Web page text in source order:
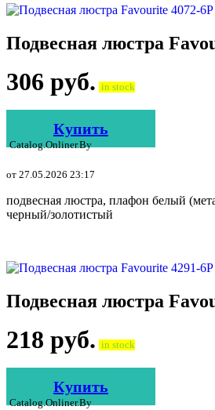
Подвесная люстра
306 руб. in stock
Купить
Catalog.onliner.by
от 27.05.2026 23:17
подвесная люстра, плафон белый
черный/золотистый
Подвесная люстра
218 руб. in stock
Купить
Catalog.onliner.by